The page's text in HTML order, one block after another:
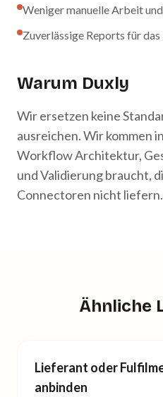
Weniger manuelle Arbeit
Zuverlässige Reports für
Warum Duxly
Wir ersetzen keine
ausreichen. Wir kommen
Workflow Architektur,
und Validierung braucht,
Connectoren nicht liefern.
Ähnliche
Lieferant oder
anbinden